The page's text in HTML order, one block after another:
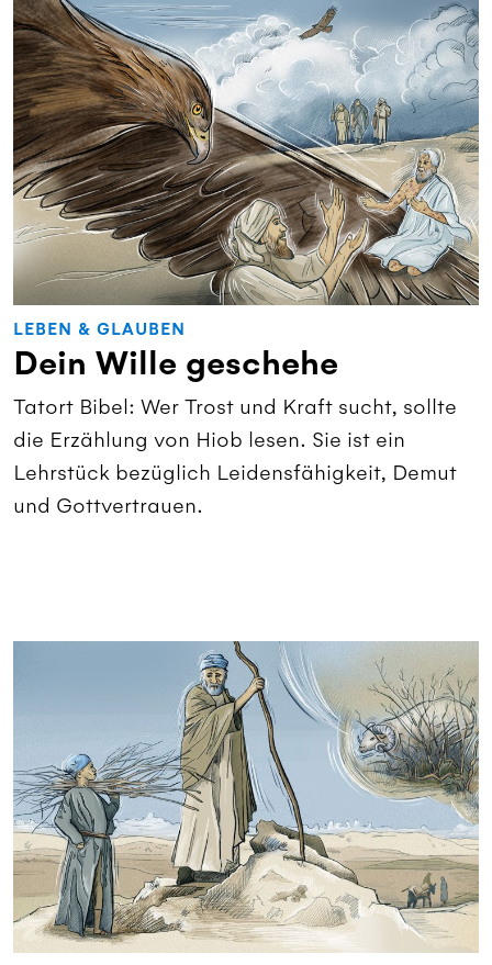
LEBEN & GLAUBEN
Dein Wille geschehe
Tatort Bibel: Wer Trost und Kraft sucht, sollte
die Erzählung von Hiob lesen. Sie ist ein
Lehrstück bezüglich Leidensfähigkeit, Demut
und Gottvertrauen.